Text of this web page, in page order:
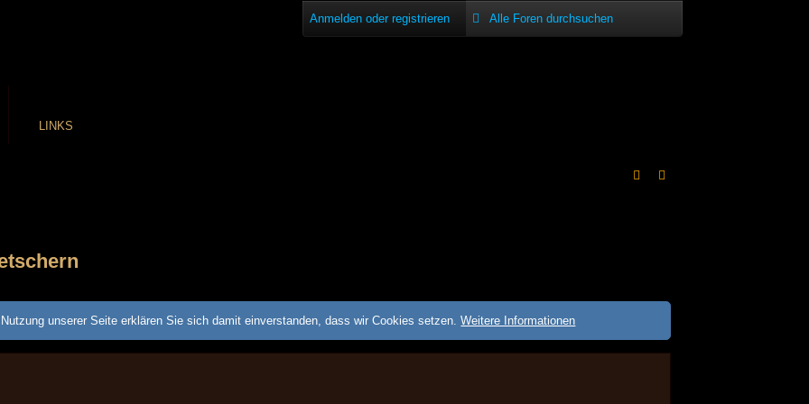
Anmelden oder registrieren
LINKS
unserer Seite erklären Sie sich damit einverstanden, dass wir Cookies setzen.Weitere Informationen